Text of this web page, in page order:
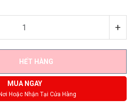
+
HẾT HÀNG
MUA NGAY
Hoặc Nhận Tại Cửa Hàng